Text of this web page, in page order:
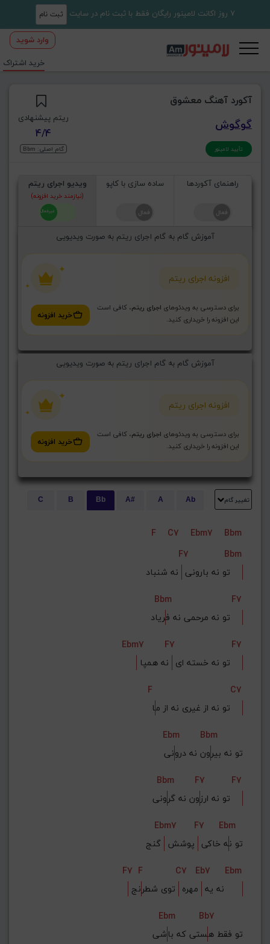
7 روز اکانت لامینور رایگان فقط با ثبت نام در سایت ثبت نام
وارد شوید
خرید اشتراک
آکورد آهنگ معشوق
گوگوش
تأیید لامینور
ریتم پیشنهادی
4/4
گام اصلی: Bbm
راهنمای آکوردها ساده سازی با کاپو ویدیو اجرای ریتم
(نیازمند خرید افزونه)
آموزش گام به گام اجرای ریتم به صورت ویدیویی
افزونه اجرای ریتم
برای دسترسی به ویدئوهای اجرای ریتم، کافی است
این افزونه را خریداری کنید.
خرید افزونه
آموزش گام به گام اجرای ریتم به صورت ویدیویی
افزونه اجرای ریتم
برای دسترسی به ویدئوهای اجرای ریتم، کافی است
این افزونه را خریداری کنید.
خرید افزونه
تغییر گام Ab
A
A#
Bb
B
C
ذخیره گام
F C7 Ebm7
Bbm
F7
Bbm
تو نه بارونی
Bbm
F7
تو نه مرحمی نه ف
Ebm7
F7
F7
تو نه خسته ای
F
C7
تو نه از غیری نه از م
Ebm
Bbm
تو نه بیرون نه درونی
Bbm
F7
F7
تو نه ارزون نه گر
Ebm7
F7
Ebm
تو نه خاکی پوشش گنج
F7 F C7 Eb7
Ebm
نه یه مهره توی شطر
Ebm
Bb7
تو فقط هستی که باشی